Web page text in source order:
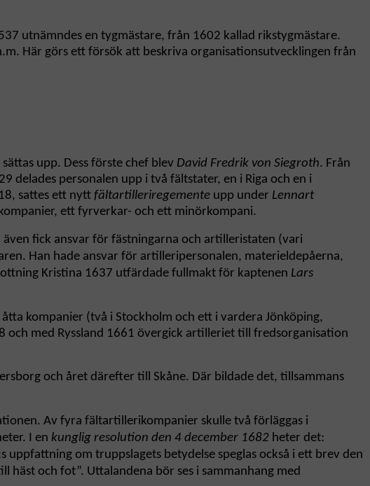
utnämndes en tygmästare, från 1602 kallad rikstygmästare.
Här görs ett försök att beskriva organisationsutvecklingen från
sättas upp. Dess förste chef blev David Fredrik von Siegroth. Från
delades personalen upp i två fältstater, en i Riga och en i
sattes ett nytt fältartilleriregemente upp under Lennart
ett fyrverkar- och ett minörkompani.
fick ansvar för fästningarna och artilleristaten (vari
Han hade ansvar för artilleripersonalen, materieldepåerna,
Kristina 1637 utfärdade fullmakt för kaptenen Lars
åtta kompanier (två i Stockholm och ett i vardera Jönköping,
med Ryssland 1661 övergick artilleriet till fredsorganisation
och året därefter till Skåne. Där bildade det, tillsammans
Av fyra fältartillerikompanier skulle två förläggas i
I en kunglig resolution den 4 december 1682 heter det:
om truppslagets betydelse speglas också i ett brev den
och fot”. Uttalandena bör ses i sammanhang med